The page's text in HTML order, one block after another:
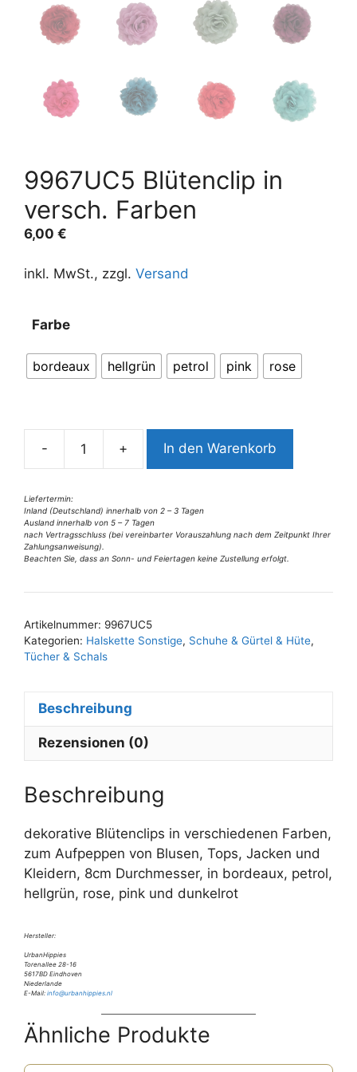
9967UC5 Blütenclip in
versch. Farben
6,00 €
inkl. MwSt., zzgl. Versand
Farbe
bordeaux hellgrün petrol pink rose
-
9967UC5
versch.
Farben
Menge
+ In den Warenkorb
Liefertermin:
Inland (Deutschland) innerhalb von 2 – 3 Tagen
Ausland innerhalb von 5 – 7 Tagen
nach Vertragsschluss (bei vereinbarter Vorauszahlung nach dem Zeitpunkt Ihrer
Zahlungsanweisung).
Beachten Sie, dass an Sonn- und Feiertagen keine Zustellung erfolgt.
t
e
a
i
v
e
:
Artikelnummer: 9967UC5
Kategorien: Halskette Sonstige, Schuhe & Gürtel & Hüte,
Tücher & Schals
Beschreibung
Rezensionen (0)
Beschreibung
dekorative Blütenclips in verschiedenen Farben,
zum Aufpeppen von Blusen, Tops, Jacken und
Kleidern, 8cm Durchmesser, in bordeaux, petrol,
hellgrün, rose, pink und dunkelrot
Hersteller:
UrbanHippies
Torenallee 28-16
5617BD Eindhoven
Niederlande
E-Mail: info@urbanhippies.nl
Ähnliche Produkte